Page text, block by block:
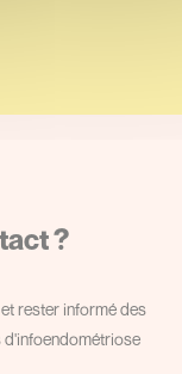
?
rester informé des
d'infoendométriose